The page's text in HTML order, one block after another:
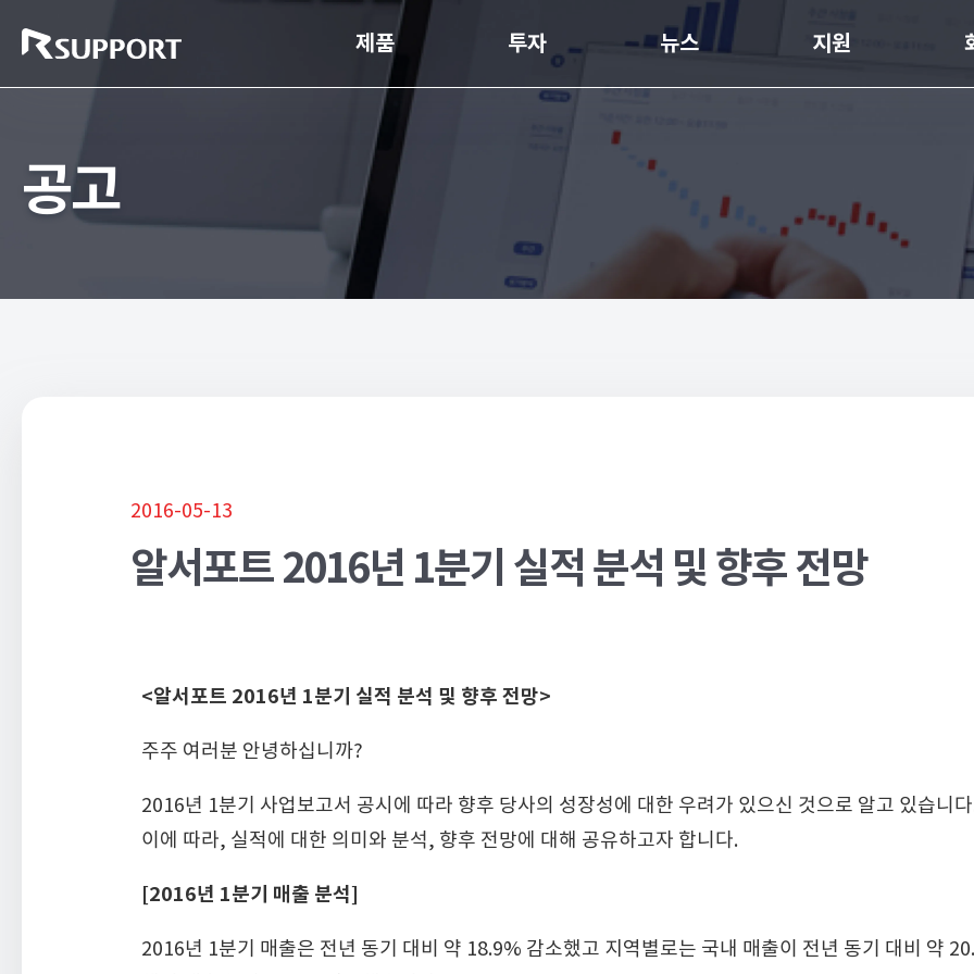
제품 투자 뉴스 지원
공고
2016-05-13
알서포트 2016년 1분기 실적 분석 및 향후 전망
<알서포트 2016년 1분기 실적 분석 및 향후 전망>
주주 여러분 안녕하십니까?
2016년 1분기 사업보고서 공시에 따라 향후 당사의 성장성에 대한 우려가 있으신 것으로 알고 있습니
이에 따라, 실적에 대한 의미와 분석, 향후 전망에 대해 공유하고자 합니다.
[2016년 1분기 매출 분석]
2016년 1분기 매출은 전년 동기 대비 약 18.9% 감소했고 지역별로는 국내 매출이 전년 동기 대비 약